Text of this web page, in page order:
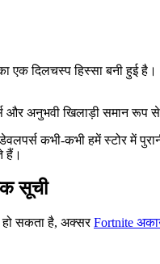
एक दिलचस्प हिस्सा बनी हुई
और अनुभवी खिलाड़ी समान
कभी-कभी हमें स्टोर में
हैं।
सूची
सकता है, अक्सरFortnite